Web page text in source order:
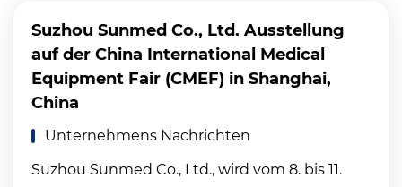
Suzhou Sunmed Co., Ltd. Ausstellung
auf der China International Medical
Equipment Fair (CMEF) in Shanghai,
China
Unternehmens Nachrichten
Suzhou Sunmed Co., Ltd., wird vom 8. bis 11.